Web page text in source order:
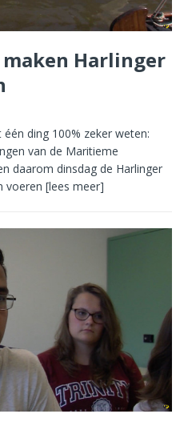
Harlinger
ding 100% zeker weten:
van de Maritieme
daarom dinsdag de Harlinger
voeren [lees meer]